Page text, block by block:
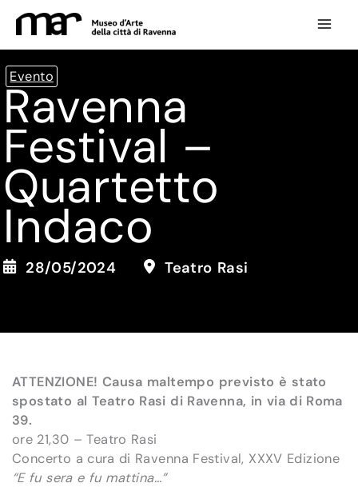
contenuto
Evento
Ravenna
Festival –
Quartetto
Indaco
28/05/2024 Teatro Rasi
ATTENZIONE! Causa maltempo previsto è stato
spostato al Teatro Rasi di Ravenna, in via di Roma
39.
ore 21,30 – Teatro Rasi
Concerto a cura di Ravenna Festival, XXXV Edizione
“E fu sera e fu mattina…”